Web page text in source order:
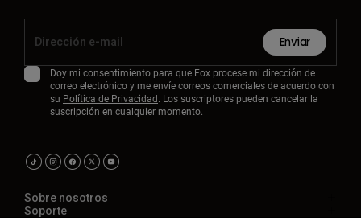
Enviar
Doy mi consentimiento para que Fox procese mi dirección de
correo electrónico y me envíe correos comerciales de acuerdo con
su Política de Privacidad. Los suscriptores pueden cancelar la
suscripción en cualquier momento.
Sobre nosotros
Soporte